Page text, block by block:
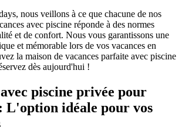
nous veillons à ce que chacune de nos
avec piscine réponde à des normes
et de confort. Nous vous garantissons une
et mémorable lors de vos vacances en
la maison de vacances parfaite avec piscine
dès aujourd'hui !
piscine privée pour
L'option idéale pour vos